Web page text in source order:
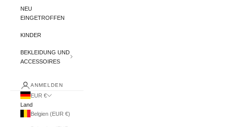
NEU
EINGETROFFEN
KINDER
BEKLEIDUNG UND
ACCESSOIRES
ANMELDEN
EUR €
Land
Belgien (EUR €)